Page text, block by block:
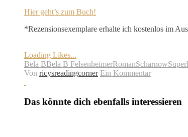
Hier geht’s zum Buch!
*Rezensionsexemplare erhalte ich kostenlos im
Loading Likes...
Bela BBela B FelsenheimerRomanScharnow
Von ricysreadingcorner Ein Kommentar
Das könnte dich ebenfalls interessieren